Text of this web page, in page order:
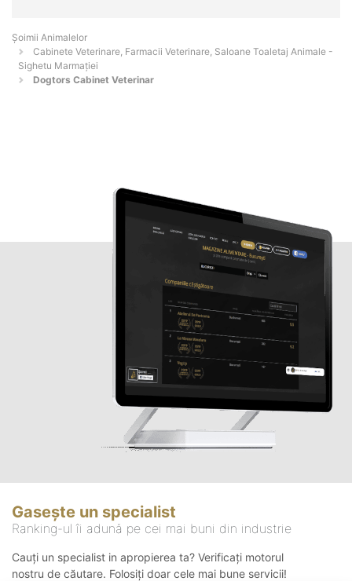
Şoimii Animalelor
Cabinete Veterinare, Farmacii Veterinare, Saloane Toaletaj Animale -
Sighetu Marmaţiei
Dogtors Cabinet Veterinar
Gasește un specialist
Ranking-ul îi adună pe cei mai buni din industrie
Cauți un specialist in apropierea ta? Verificați motorul
nostru de căutare. Folosiți doar cele mai bune servicii!